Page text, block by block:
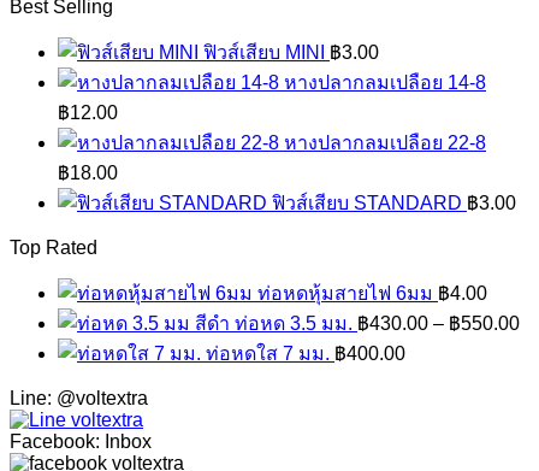
Best Selling
ฟิวส์เสียบ MINI ฿3.00
หางปลากลมเปลือย 14-8
฿12.00
หางปลากลมเปลือย 22-8
฿18.00
ฟิวส์เสียบ STANDARD ฿3.00
Top Rated
ท่อหดหุ้มสายไฟ 6มม ฿4.00
ท่อหด 3.5 มม. ฿430.00 – ฿550.00
ท่อหดใส 7 มม. ฿400.00
Line: @voltextra
Facebook: Inbox